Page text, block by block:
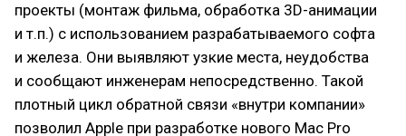
проекты (монтаж фильма, обработка 3D-анимации
и т.п.) с использованием разрабатываемого софта
и железа. Они выявляют узкие места, неудобства
и сообщают инженерам непосредственно. Такой
плотный цикл обратной связи «внутри компании»
позволил Apple при разработке нового Mac Pro